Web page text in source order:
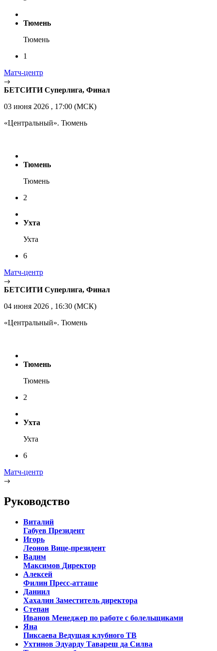
Тюмень
Тюмень
1
Матч-центр
БЕТСИТИ Суперлига, Финал
03 июня 2026 , 17:00 (МСК)
«Центральный». Тюмень
Тюмень
Тюмень
2
Ухта
Ухта
6
Матч-центр
БЕТСИТИ Суперлига, Финал
04 июня 2026 , 16:30 (МСК)
«Центральный». Тюмень
Тюмень
Тюмень
2
Ухта
Ухта
6
Матч-центр
Руководство
Виталий
Габуев Президент
Игорь
Леонов Вице-президент
Вадим
Максимов Директор
Алексей
Филин Пресс-атташе
Даниил
Хахалин Заместитель директора
Степан
Иванов Менеджер по работе с болельщиками
Яна
Пиксаева Ведущая клубного ТВ
Ухтинов Эдуарду Тавареш да Силва